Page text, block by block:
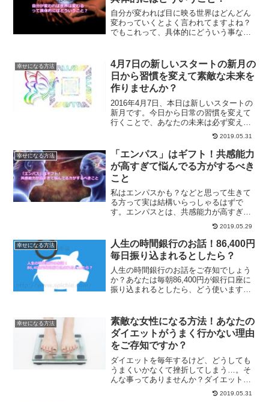
自分が変われば目に映る世界はどんどん
変わっていくとよく言われてますよね？
でもこれって、具体的にどういう事なの
説していきます。
幸せになる方法
4月7日の新しいスタートの新月の
日から習慣を変えて素敵な未来を
作りませんか？
2016年4月7日、本日は新しいスタートの
新月です。今日から日常の習慣を変えて
行くことで、あなたの未来は必ず変えら
れるはずです。習慣を変えるのは難しい
のですが、出来るだけ簡単に習慣を変え
て行く方法をご紹介していきます。
2019.05.31
幸せになる方法
「エンパス」はギフト！共感能力
が高すぎて悩んでる方がするべき
こと
私はエンパスかも？などと思って生きて
る方って実は結構いらっしゃるはずで
す。エンパスとは、共感能力が高すぎ、
感受性が強すぎの人をいいます。エンパ
スを生かして生きていく方法をご紹介し
ます。
2019.05.29
幸せになる方法
人生の時間銀行のお話！86,400円
毎日振り込まれるとしたら？
人生の時間銀行のお話をご存知でしょう
か？あなたは毎朝86,400円が銀行口座に
振り込まれるとしたら、どう使います
幸せになる方法
素敵な女性になる方法！あなたの
ダイエットがうまく行かない理由
をご存知ですか？
ダイエットを毎年するけど、どうしても
うまくいかなくて挫折してしまう…。そ
んな事ってありませんか？ダイエットが
うまくいかないのには、理由がありま
す。ダイエットするための理由を、他人
2019.05.31